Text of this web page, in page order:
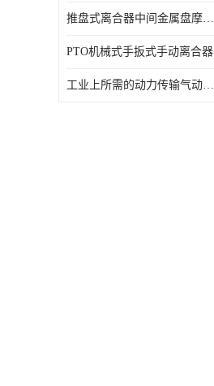
推盘式离合器中间金属盘摩擦盘18寸
PTO机械式手扳式手动离合器
工业上所需的动力传输气动离合器WCB424